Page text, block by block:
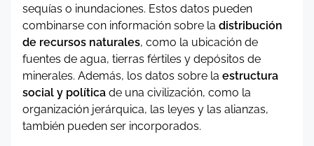
sequías o inundaciones. Estos datos pueden
combinarse con información sobre la distribución
de recursos naturales, como la ubicación de
fuentes de agua, tierras fértiles y depósitos de
minerales. Además, los datos sobre la estructura
social y política de una civilización, como la
organización jerárquica, las leyes y las alianzas,
también pueden ser incorporados.